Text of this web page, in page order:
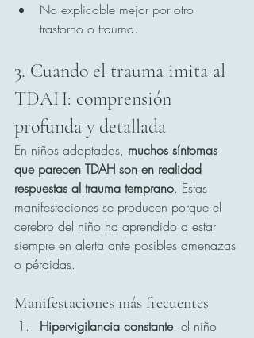
No explicable mejor por otro
trastorno o trauma.
3. Cuando el trauma imita al
TDAH: comprensión
profunda y detallada
En niños adoptados, muchos síntomas
que parecen TDAH son en realidad
respuestas al trauma temprano. Estas
manifestaciones se producen porque el
cerebro del niño ha aprendido a estar
siempre en alerta ante posibles amenazas
o pérdidas.
Manifestaciones más frecuentes
Hipervigilancia constante: el niño